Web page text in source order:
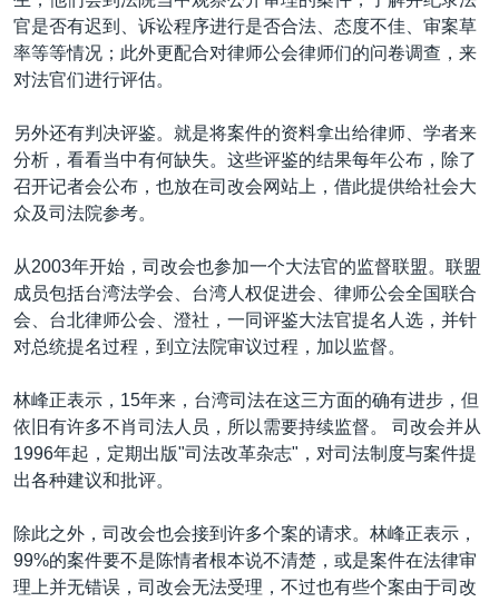
官是否有迟到、诉讼程序进行是否合法、态度不佳、审案草
率等等情况；此外更配合对律师公会律师们的问卷调查，来
对法官们进行评估。
另外还有判决评鉴。就是将案件的资料拿出给律师、学者来
分析，看看当中有何缺失。这些评鉴的结果每年公布，除了
召开记者会公布，也放在司改会网站上，借此提供给社会大
众及司法院参考。
从2003年开始，司改会也参加一个大法官的监督联盟。联盟
成员包括台湾法学会、台湾人权促进会、律师公会全国联合
会、台北律师公会、澄社，一同评鉴大法官提名人选，并针
对总统提名过程，到立法院审议过程，加以监督。
林峰正表示，15年来，台湾司法在这三方面的确有进步，但
依旧有许多不肖司法人员，所以需要持续监督。 司改会并从
1996年起，定期出版"司法改革杂志"，对司法制度与案件提
出各种建议和批评。
除此之外，司改会也会接到许多个案的请求。林峰正表示，
99%的案件要不是陈情者根本说不清楚，或是案件在法律审
理上并无错误，司改会无法受理，不过也有些个案由于司改